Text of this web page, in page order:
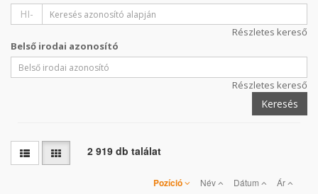
HI-
Részletes kereső
Belső irodai azonosító
Részletes kereső
Keresés
2 919 db találat
Pozíció Név Dátum Ár